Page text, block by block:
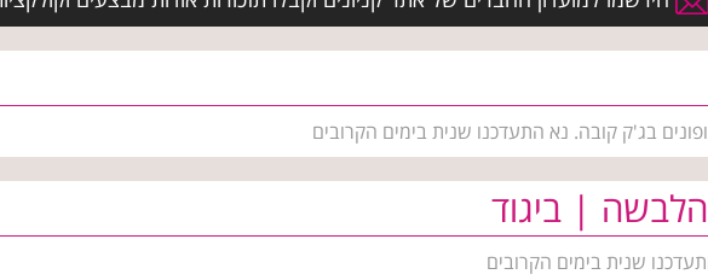
בג'ק קובה. נא התעדכנו שנית בימים הקרובים
| ביגוד
שנית בימים הקרובים